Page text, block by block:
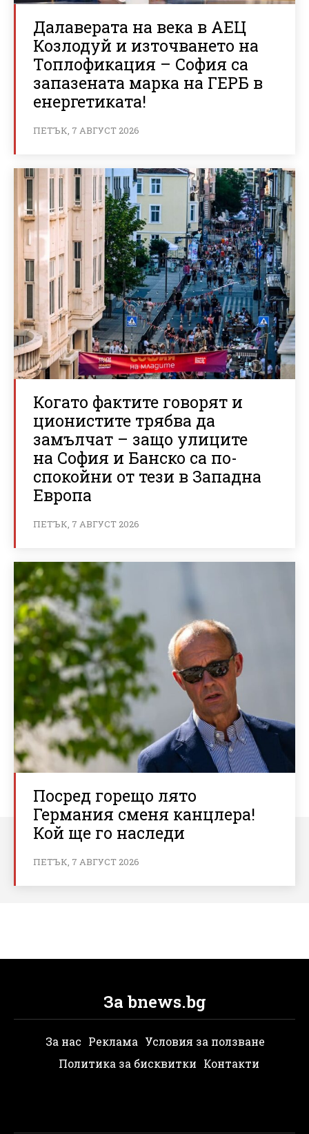
Далаверата на века в АЕЦ
Козлодуй и източването на
Топлофикация – София са
запазената марка на ГЕРБ в
енергетиката!
ПЕТЪК, 7 АВГУСТ 2026
Когато фактите говорят и
ционистите трябва да
замълчат – защо улиците
на София и Банско са по-
спокойни от тези в Западна
Европа
ПЕТЪК, 7 АВГУСТ 2026
Посред горещо лято
Германия сменя канцлера!
Кой ще го наследи
ПЕТЪК, 7 АВГУСТ 2026
За bnews.bg
За нас Реклама Условия за ползване
Политика за бисквитки Контакти